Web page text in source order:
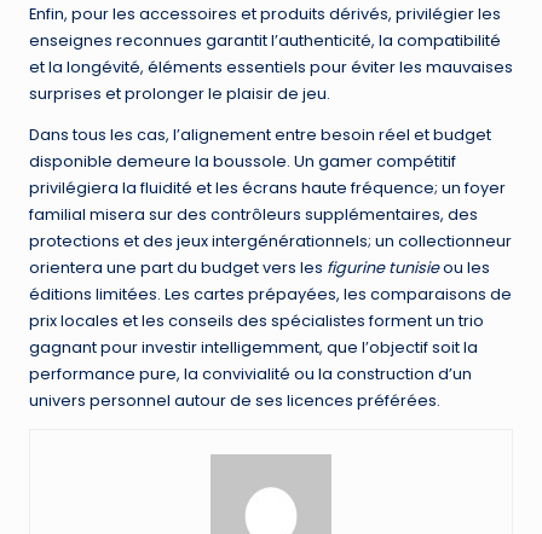
Enfin, pour les accessoires et produits dérivés, privilégier les
enseignes reconnues garantit l’authenticité, la compatibilité
et la longévité, éléments essentiels pour éviter les mauvaises
surprises et prolonger le plaisir de jeu.
Dans tous les cas, l’alignement entre besoin réel et budget
disponible demeure la boussole. Un gamer compétitif
privilégiera la fluidité et les écrans haute fréquence; un foyer
familial misera sur des contrôleurs supplémentaires, des
protections et des jeux intergénérationnels; un collectionneur
orientera une part du budget vers les figurine tunisieou les
éditions limitées. Les cartes prépayées, les comparaisons de
prix locales et les conseils des spécialistes forment un trio
gagnant pour investir intelligemment, que l’objectif soit la
performance pure, la convivialité ou la construction d’un
univers personnel autour de ses licences préférées.